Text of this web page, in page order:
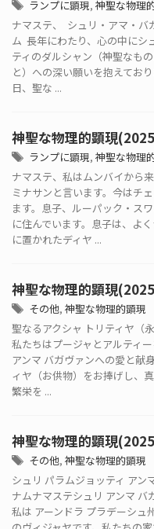
ランプに顕現, 神聖な物理
ナマステ、 シュリ・アマ・バ
ム 長年にわたり、心の中にシ
ティのダルシャン（神聖なも
と）への深い願いを抱えてお
日、聖な ...
神聖な物理的顕現
ランプに顕現, 神聖な物理
ナマステ、私はムンバイから
ミナサンと言います。今はチ
ます。息子、ルーパック・ス
に住んでいます。息子は、よ
に置かれたディヤ ...
神聖な物理的顕現
その他, 神聖な物理的顕現
聖なるアクシャ トリティヤ（
私たちはプージャとアルティ
アンマ バガヴァンへの愛と献
ィヤ（お供物）をお捧げし、
繁栄を ...
神聖な物理的顕現
その他, 神聖な物理的顕現
シュリ パラムジョッティ アン
ナムナマステシュリ アンマ バ
私は アーンドラ プラデーシュ